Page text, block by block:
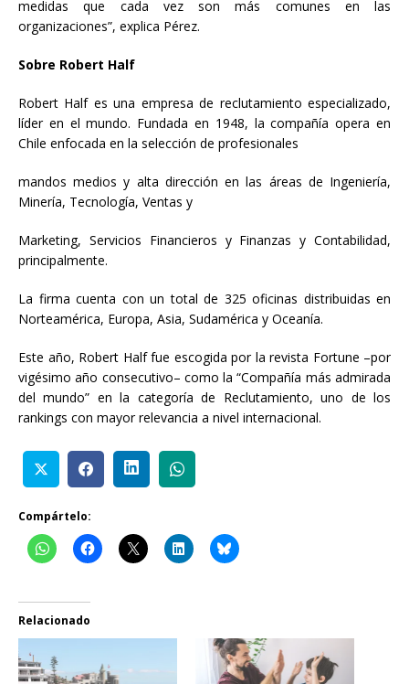
medidas que cada vez son más comunes en las
organizaciones”, explica Pérez.
Sobre Robert Half
Robert Half es una empresa de reclutamiento especializado,
líder en el mundo. Fundada en 1948, la compañía opera en
Chile enfocada en la selección de profesionales
mandos medios y alta dirección en las áreas de Ingeniería,
Minería, Tecnología, Ventas y
Marketing, Servicios Financieros y Finanzas y Contabilidad,
principalmente.
La firma cuenta con un total de 325 oficinas distribuidas en
Norteamérica, Europa, Asia, Sudamérica y Oceanía.
Este año, Robert Half fue escogida por la revista Fortune –por
vigésimo año consecutivo– como la “Compañía más admirada
del mundo” en la categoría de Reclutamiento, uno de los
rankings con mayor relevancia a nivel internacional.
Compártelo:
Relacionado